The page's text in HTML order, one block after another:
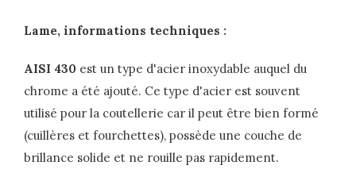
Lame, informations techniques :
AISI 430 est un type d'acier inoxydable auquel du
chrome a été ajouté. Ce type d'acier est souvent
utilisé pour la coutellerie car il peut être bien formé
(cuillères et fourchettes), possède une couche de
brillance solide et ne rouille pas rapidement.